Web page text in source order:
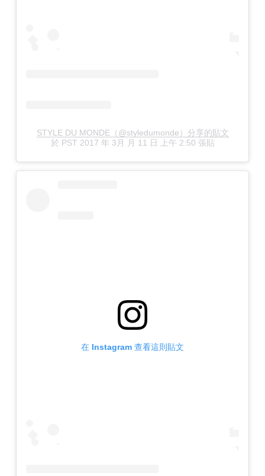
STYLE DU MONDE（@styledumonde）分享的貼文
於 PST 2017 年 3月 月 11 日 上午 2:50 張貼
在 Instagram 查看這則貼文